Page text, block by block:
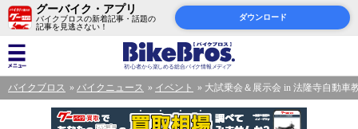
グーバイク・アプリ
バイクブロスの新着記事・話題の
記事を見逃さない！
ダウンロード
バイクブロス バイクニュース イベント 大試乗会＆展示会 in 法隆寺自動車